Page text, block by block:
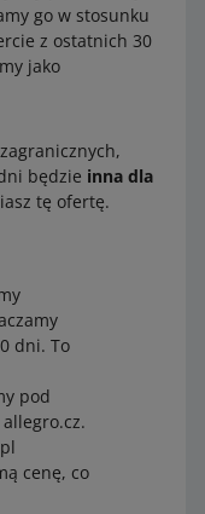
go w stosunku
z ostatnich 30
jako
będzie inna dla
tę ofertę.
dni. To
pod
cenę, co